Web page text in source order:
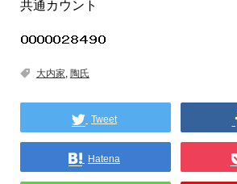
共通カウント
大内家, 陶氏
Tweet
Hatena